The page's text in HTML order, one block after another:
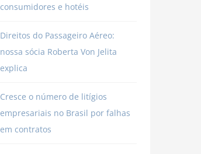
consumidores e hotéis
Direitos do Passageiro Aéreo:
nossa sócia Roberta Von Jelita
explica
Cresce o número de litígios
empresariais no Brasil por falhas
em contratos